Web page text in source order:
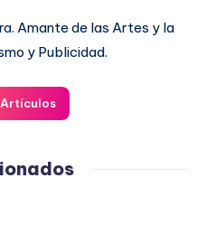
Amante de las Artes y la
y Publicidad.
Artículos